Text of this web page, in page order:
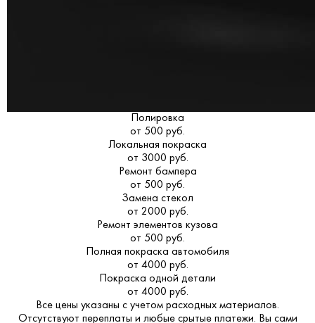
Полировка
от 500 руб.
Локальная покраска
от 3000 руб.
Ремонт бампера
от 500 руб.
Замена стекол
от 2000 руб.
Ремонт элементов кузова
от 500 руб.
Полная покраска автомобиля
от 4000 руб.
Покраска одной детали
от 4000 руб.
Все цены указаны с учетом расходных материалов.
Отсутствуют переплаты и любые срытые платежи. Вы сами